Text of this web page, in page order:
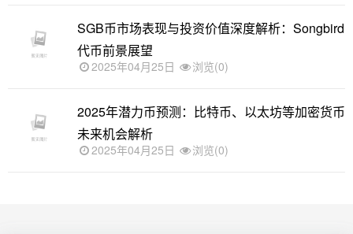
SGB币市场表现与投资价值深度解析：Songbird
代币前景展望
2025年04月25日 浏览(0)
2025年潜力币预测：比特币、以太坊等加密货币
未来机会解析
2025年04月25日 浏览(0)